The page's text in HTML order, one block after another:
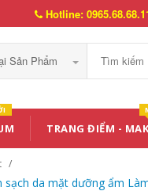
Hotline:
Sản Phẩm
TRANG ĐIỂM -
da mặt dưỡng ẩm